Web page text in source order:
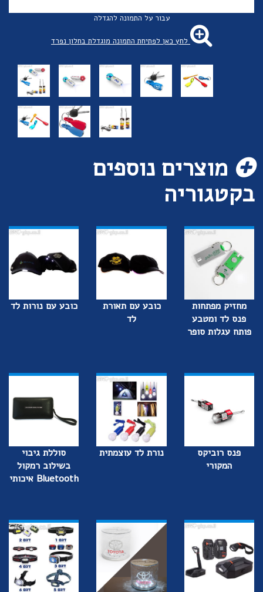
עבור על התמונה להגדלה
לחץ כאן לפתיחת התמונה מוגדלת בחלון נפרד
מוצרים נוספים
בקטגוריה
מחזיק מפתחות
פנס לד ומטבע
פותח עגלות סופר
כובע עם תאורת
לד
כובע עם נורות לד
פנס רוביקס
המקורי
נורת לד עוצמתית
סוללת גיבוי
בשילוב רמקול
Bluetooth איכותי